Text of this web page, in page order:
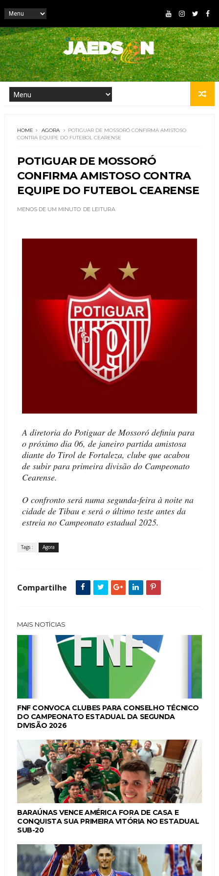
HOME AGORA
POTIGUAR DE MOSSORÓ CONFIRMA AMISTOSO
CONTRA EQUIPE DO FUTEBOL CEARENSE
POTIGUAR DE MOSSORÓ
CONFIRMA AMISTOSO CONTRA
EQUIPE DO FUTEBOL CEARENSE
MENOS DE UM MINUTO DE LEITURA
A diretoria do Potiguar de Mossoró definiu para
o próximo dia 06, de janeiro partida amistosa
diante do Tirol de Fortaleza, clube que acabou
de subir para primeira divisão do Campeonato
Cearense.
O confronto será numa segunda-feira à noite na
cidade de Tibau e será o último teste antes da
estreia no Campeonato estadual 2025.
Tags : Agora
Compartilhe
MAIS NOTÍCIAS
FNF CONVOCA CLUBES PARA CONSELHO TÉCNICO
DO CAMPEONATO ESTADUAL DA SEGUNDA
DIVISÃO 2026
BARAÚNAS VENCE AMÉRICA FORA DE CASA E
CONQUISTA SUA PRIMEIRA VITÓRIA NO ESTADUAL
SUB-20